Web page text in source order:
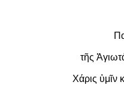
τῆς
Χάρις ὑμῖν